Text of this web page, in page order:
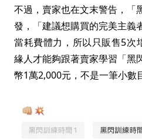
不過，賣家也在文末警告，「
發，「建議想購買的完美主義
當耗費體力，所以只販售5次
緣人才能夠跟著賣家學習「黑
幣1萬2,000元，不是一筆小數